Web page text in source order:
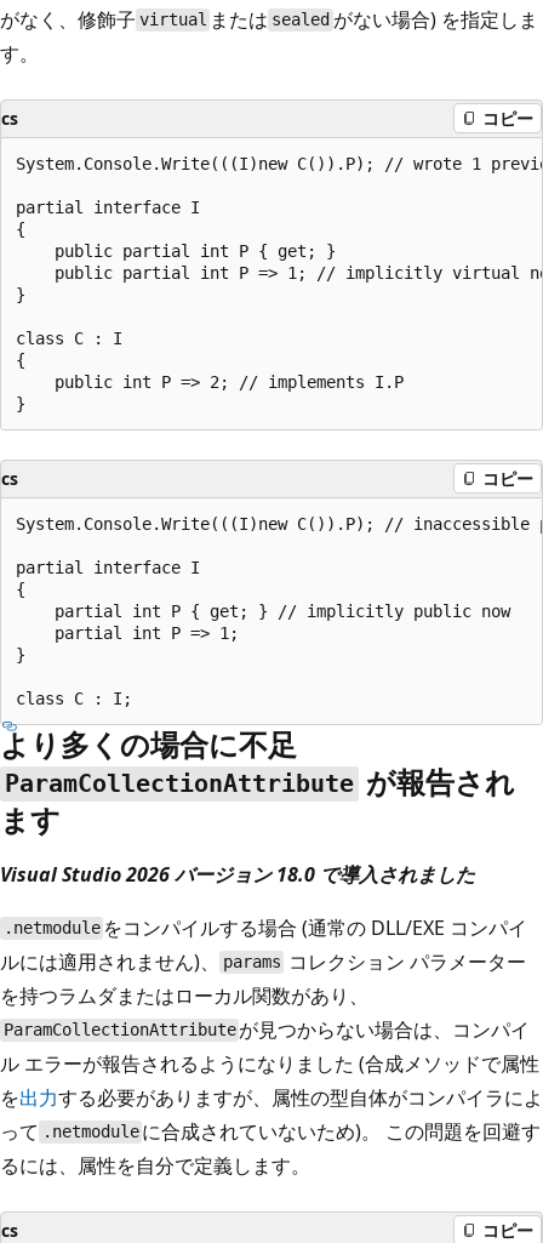
がなく、修飾子 virtual または sealed がない場合) を指定しま
す。
cs コピー
System.Console.Write(((I)new C()).P); // wrote 1
partial interface I
{
    public partial int P { get; }
public partial int P => 1; // implicitly virtual
}
class C : I
{
    public int P => 2; // implements I.P
cs コピー
System.Console.Write(((I)new C()).P); // inaccessible
partial interface I
{
    partial int P { get; } // implicitly public now
    partial int P => 1;
}
より多くの場合に不足
ParamCollectionAttribute が報告され
ます
Visual Studio 2026 バージョン 18.0 で導入されました
.netmodule をコンパイルする場合 (通常の DLL/EXE コンパイ
ルには適用されません)、
params コレクション パラメーター
を持つラムダまたはローカル関数があり、
ParamCollectionAttribute が見つからない場合は、コンパイ
ル エラーが報告されるようになりました (合成メソッドで属性
を出力する必要がありますが、属性の型自体がコンパイラによ
って .netmodule に合成されていないため)。 この問題を回避す
るには、属性を自分で定義します。
cs コピー